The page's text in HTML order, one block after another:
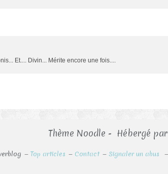
Et.... Divin... Mérite encore une fois....
Thème Noodle - Hébergé par
Top articles Contact Signaler un abus